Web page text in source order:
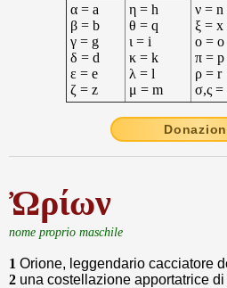
α = a
β = b
γ = g
δ = d
ε = e
ζ = z
η = h
θ = q
ι = i
κ = k
λ = l
μ = m
ν = n
ξ = x
ο = o
π = p
ρ = r
σ,ς =
Ὠρίων
nome proprio maschile
1 Orione, leggendario cacciatore
2 una costellazione apportatrice